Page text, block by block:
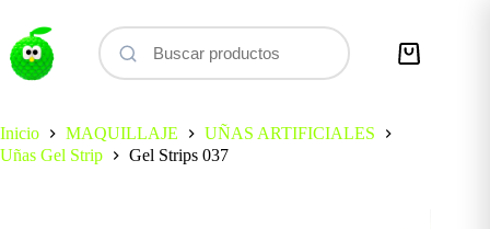
contenido
Carro
Inicio
MAQUILLAJE
UÑAS ARTIFICIALES
Uñas Gel Strip
Gel Strips 037